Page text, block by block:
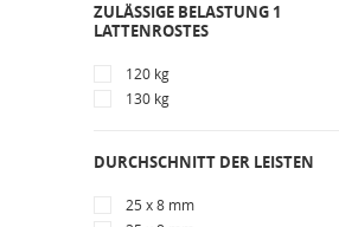
ZULÄSSIGE BELASTUNG 1
LATTENROSTES
120 kg
130 kg
DURCHSCHNITT DER LEISTEN
25 x 8 mm